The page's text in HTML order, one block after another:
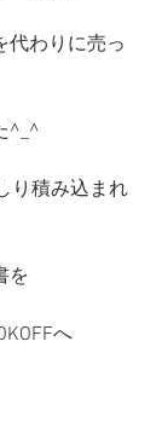
代わりに売っ
^_^
り積み込まれ
を
へ